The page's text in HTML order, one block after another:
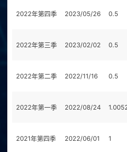
2022年第四季 2023/05/26 0.5
2022年第三季 2023/02/02 0.5
2022年第二季 2022/11/16 0.5
2022年第一季 2022/08/24
2021年第四季 2022/06/01 1